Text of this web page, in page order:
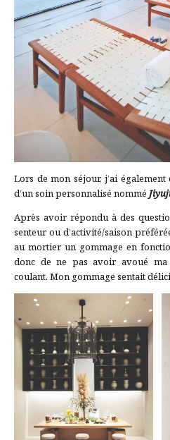
Lors de mon séjour, j’ai
d’un soin personnalisé nommé
Après avoir répondu à des
senteur ou d’activité/saison
au mortier un gommage en
donc de ne pas avoir avoué
coulant. Mon gommage sentait